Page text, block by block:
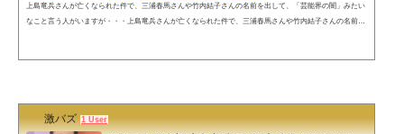
上島竜兵さんが亡くなられた件で、三浦春馬さんや竹内結子さんの名前を出して、「芸能界の闇」みたい
なこと言う人がいますが・・・上島竜兵さんが亡くなられた件で、三浦春馬さんや竹内結子さんの名前を
激バズ 1 User